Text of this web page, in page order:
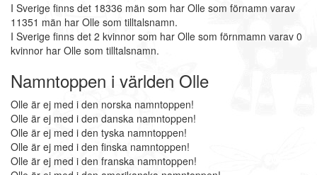
I Sverige finns det 18336 män som har Olle som förnamn varav
11351 män har Olle som tilltalsnamn.
I Sverige finns det 2 kvinnor som har Olle som förnmamn varav 0
kvinnor har Olle som tilltalsnamn.
Namntoppen i världen Olle
Olle är ej med i den norska namntoppen!
Olle är ej med i den danska namntoppen!
Olle är ej med i den tyska namntoppen!
Olle är ej med i den finska namntoppen!
Olle är ej med i den franska namntoppen!